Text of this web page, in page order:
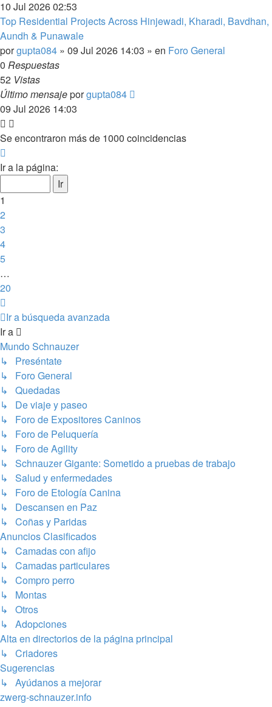
10 Jul 2026 02:53
Top Residential Projects Across Hinjewadi, Kharadi, Bavdhan,
Aundh & Punawale
porgupta084 » 09 Jul 2026 14:03 » en Foro General
0 Respuestas
52 Vistas
Último mensajeporgupta084
09 Jul 2026 14:03
Se encontraron más de 1000 coincidencias
1
20
Ir a la página:
1
2
3
4
5
…
20
Ir a búsqueda avanzada
Ir a
Mundo Schnauzer
↳ Preséntate
↳ Foro General
↳ Quedadas
↳ De viaje y paseo
↳ Foro de Expositores Caninos
↳ Foro de Peluquería
↳ Foro de Agility
↳ Schnauzer Gigante: Sometido a pruebas de trabajo
↳ Salud y enfermedades
↳ Foro de Etología Canina
↳ Descansen en Paz
↳ Coñas y Paridas
Anuncios Clasificados
↳ Camadas con afijo
↳ Camadas particulares
↳ Compro perro
↳ Montas
↳ Otros
↳ Adopciones
Alta en directorios de la página principal
↳ Criadores
Sugerencias
↳ Ayúdanos a mejorar
zwerg-schnauzer.info